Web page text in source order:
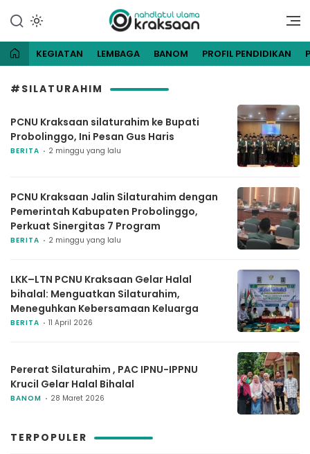
konten
NU Kraksaan
Website Resmi Pengurus
Kraksaan
KEGIATAN LEMBAGA BANOM PROFIL PENDIDIKAN
#SILATURAHIM
PCNU Kraksaan silaturahim ke Bupati
Probolinggo, Ini Pesan Gus Haris
BERITA 2 minggu yang lalu
PCNU Kraksaan Jalin Silaturahim dengan
Pemerintah Kabupaten Probolinggo,
Perkuat Sinergitas 7 Program
BERITA 2 minggu yang lalu
LKK–LTN PCNU Kraksaan Gelar Halal
bihalal: Menguatkan Silaturahim,
Meneguhkan Kebersamaan Keluarga
BERITA 11 April 2026
Pererat Silaturahim , PAC IPNU-IPPNU
Krucil Gelar Halal Bihalal
BANOM 28 Maret 2026
TERPOPULER